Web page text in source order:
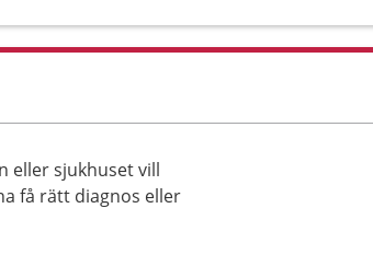
eller sjukhuset vill
få rätt diagnos eller